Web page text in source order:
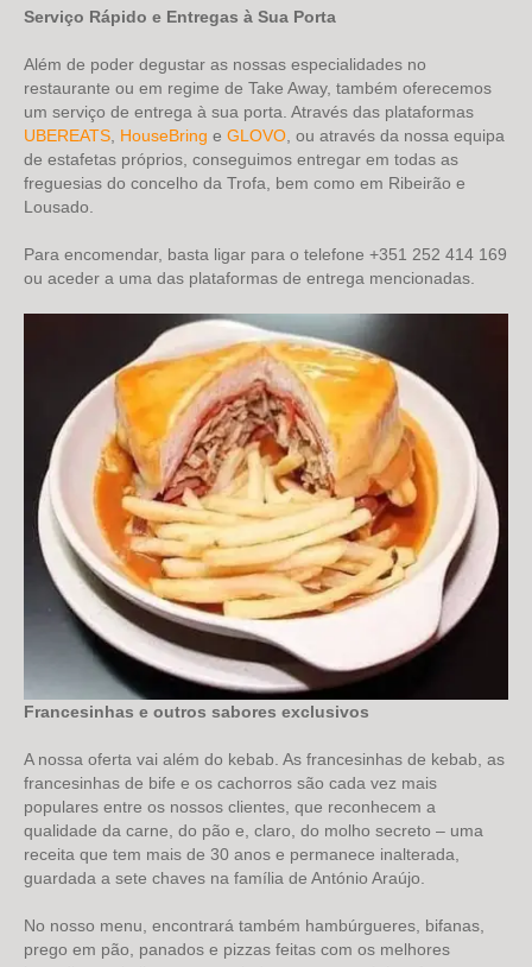
Serviço Rápido e Entregas à Sua Porta
Além de poder degustar as nossas especialidades no
restaurante ou em regime de Take Away, também oferecemos
um serviço de entrega à sua porta. Através das plataformas
UBEREATS HouseBring e GLOVO , ou através da nossa equipa
de estafetas próprios, conseguimos entregar em todas as
freguesias do concelho da Trofa, bem como em Ribeirão e
Lousado.
Para encomendar, basta ligar para o telefone +351 252 414 169
ou aceder a uma das plataformas de entrega mencionadas.
Francesinhas e outros sabores exclusivos
A nossa oferta vai além do kebab. As francesinhas de kebab, as
francesinhas de bife e os cachorros são cada vez mais
populares entre os nossos clientes, que reconhecem a
qualidade da carne, do pão e, claro, do molho secreto – uma
receita que tem mais de 30 anos e permanece inalterada,
guardada a sete chaves na família de António Araújo.
No nosso menu, encontrará também hambúrgueres, bifanas,
prego em pão, panados e pizzas feitas com os melhores